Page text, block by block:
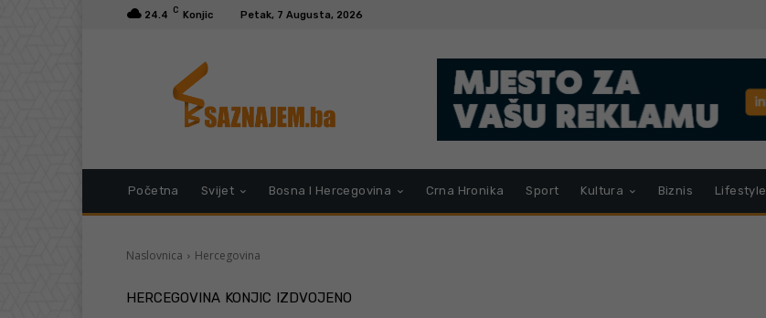
24.4 C Konjic Petak, 7 Augusta, 2026
Početna Svijet Bosna I Hercegovina Crna Hronika Sport Kultura Biznis Lifestyle
Naslovnica Hercegovina
HERCEGOVINA KONJIC IZDVOJENO